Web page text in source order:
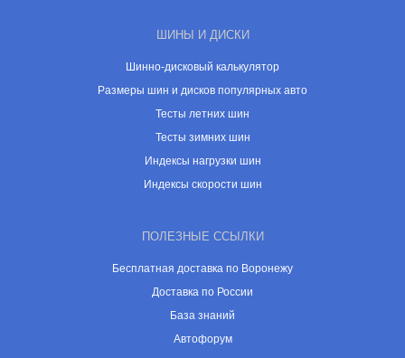
ШИНЫ И ДИСКИ
Шинно-дисковый калькулятор
Размеры шин и дисков популярных авто
Тесты летних шин
Тесты зимних шин
Индексы нагрузки шин
Индексы скорости шин
ПОЛЕЗНЫЕ ССЫЛКИ
Бесплатная доставка по Воронежу
Доставка по России
База знаний
Автофорум